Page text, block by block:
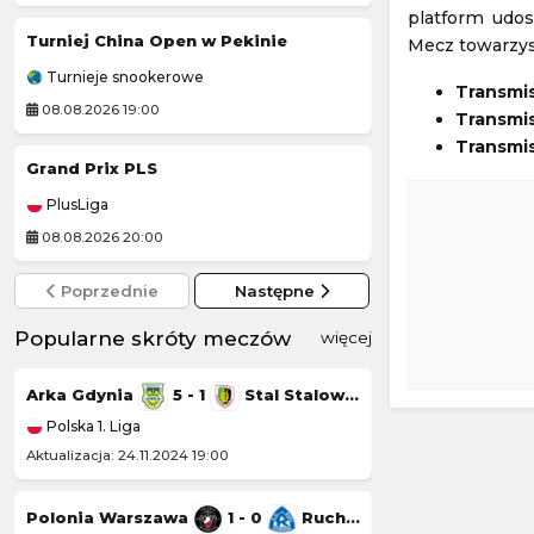
Turniej China Open w Pekinie
Turnieje snookerowe
08.08.2026 19:00
Grand Prix PLS
PlusLiga
08.08.2026 20:00
Grand Prix
08.08.2026 20:40
Poprzednie Następne
Popularne skróty meczów więcej
Arka Gdynia 5 - 1 Stal Stalowa Wola
Polska 1. Liga
Aktualizacja: 24.11.2024 19:00
Polonia Warszawa 1 - 0 Ruch Chorzów
platform
Mecz